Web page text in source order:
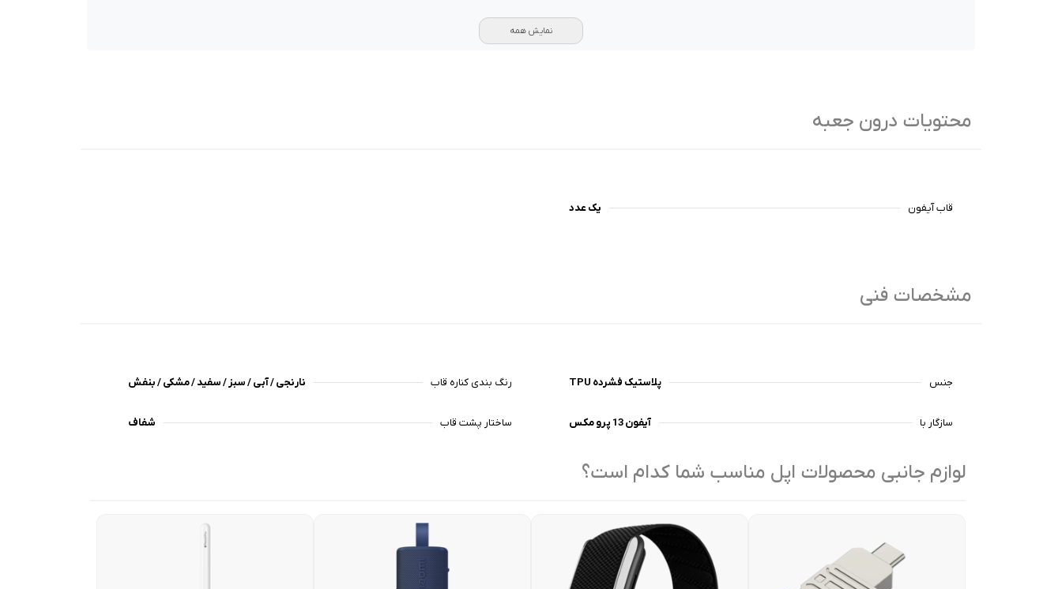
نمایش همه
محتویات درون جعبه
قاب آیفون یک عدد
مشخصات فنی
جنس پلاستیک فشرده TPU رنگ بندی کناره قاب نارنجی / آبی / سبز / سفید / مشکی / بنفش
سازگار با آیفون 13 پرو مکس ساختار پشت قاب شفاف
لوازم جانبی محصولات اپل مناسب شما کدام است؟